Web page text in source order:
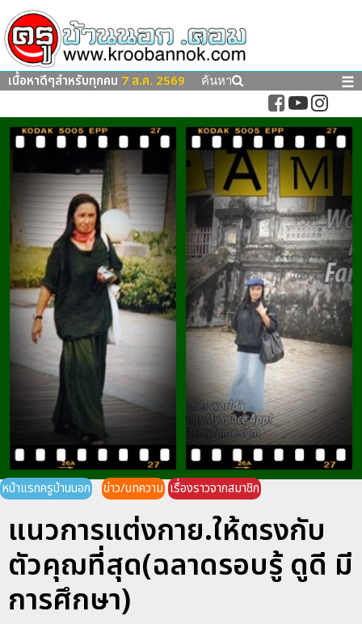
เนื้อหาดีๆสำหรับทุกคน 7 ส.ค. 2569 ค้นหา ☰
หน้าแรกครูบ้านนอก ข่าว/บทความ เรื่องราวจากสมาชิก
แนวการแต่งกาย.ให้ตรงกับ
ตัวคุฌที่สุด(ฉลาดรอบรู้ ดูดี มี
การศึกษา)